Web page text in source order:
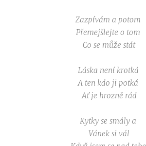
Zazpívám a potom
Přemejšlejte o tom
Co se může stát
Láska není krotká
A ten kdo ji potká
Ať je hrozně rád
Kytky se smály a
Vánek si vál